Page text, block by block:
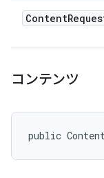
Content
コンテンツ
public